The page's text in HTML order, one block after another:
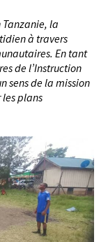
Tanzanie, la
à travers
En tant
de l’Instruction
sens de la mission
plans